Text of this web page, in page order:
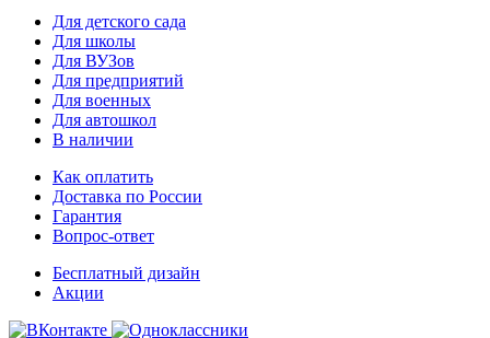
Для детского сада
Для школы
Для ВУЗов
Для предприятий
Для военных
Для автошкол
В наличии
Как оплатить
Доставка по России
Гарантия
Вопрос-ответ
Бесплатный дизайн
Акции